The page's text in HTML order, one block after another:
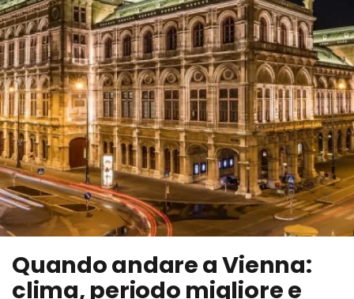
Quando andare a Vienna:
clima, periodo migliore e